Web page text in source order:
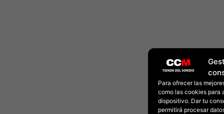
Para ofrecer las
como las cookies para
dispositivo. Dar tu
permitirá procesar